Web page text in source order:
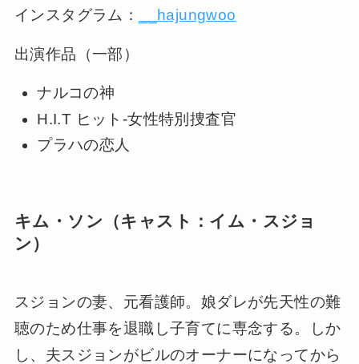
インスタグラム： __hajungwoo
出演作品（一部）
ナルコの神
H.I.T ヒット-女性特別捜査官
プラハの恋人
キム・ソン（キャスト：イム・スジョ
ン）
スジョンの妻、元看護師。娘ダレが先天性の難
聴のため仕事を退職し子育てに専念する。しか
し、夫スジョンがビルのオーナーになってから